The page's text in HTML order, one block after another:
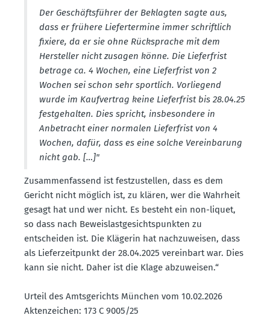
Der Geschäfts­führer der Beklagten sagte aus,
dass er frühere Liefer­termine immer schriftlich
fixiere, da er sie ohne Rücksprache mit dem
Hersteller nicht zusagen könne. Die Liefer­frist
betrage ca. 4 Wochen, eine Liefer­frist von 2
Wochen sei schon sehr sportlich. Vorliegend
wurde im Kaufvertrag keine Liefer­frist bis 28.04.25
festge­halten. Dies spricht, insbe­sondere in
Anbetracht einer normalen Liefer­frist von 4
Wochen, dafür, dass es eine solche Verein­barung
nicht gab. […]"
Zusam­men­fassend ist festzu­stellen, dass es dem
Gericht nicht möglich ist, zu klären, wer die Wahrheit
gesagt hat und wer nicht. Es besteht ein non-liquet,
so dass nach Beweis­last­ge­sichts­punkten zu
entscheiden ist. Die Klägerin hat nachzu­weisen, dass
als Liefer­zeit­punkt der 28.04.2025 vereinbart war. Dies
kann sie nicht. Daher ist die Klage abzuweisen.“
Urteil des Amtsge­richts München vom 10.02.2026
Akten­zeichen: 173 C 9005/25